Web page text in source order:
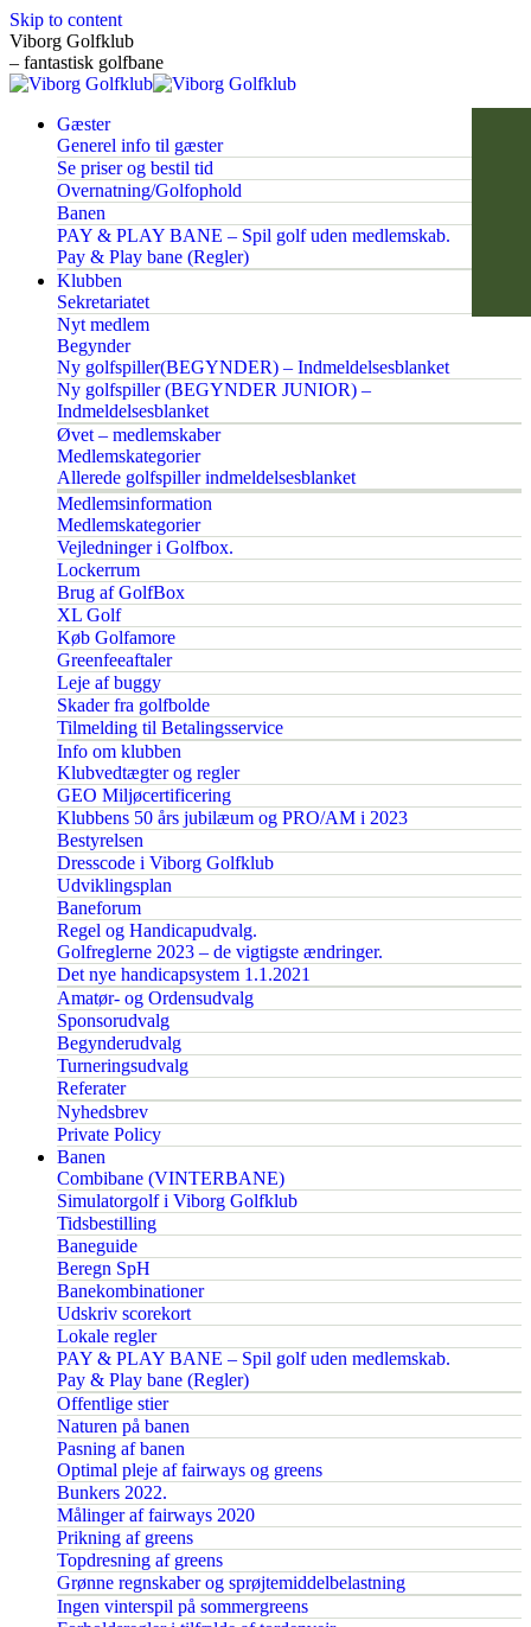
Skip to content
Viborg Golfklub
– fantastisk golfbane
Gæster
Generel info til gæster
Se priser og bestil tid
Overnatning/Golfophold
Banen
PAY & PLAY BANE – Spil golf uden medlemskab.
Pay & Play bane (Regler)
Klubben
Sekretariatet
Nyt medlem
Begynder
Ny golfspiller(BEGYNDER) – Indmeldelsesblanket
Ny golfspiller (BEGYNDER JUNIOR) –
Indmeldelsesblanket
Øvet – medlemskaber
Medlemskategorier
Allerede golfspiller indmeldelsesblanket
Medlemsinformation
Medlemskategorier
Vejledninger i Golfbox.
Lockerrum
Brug af GolfBox
XL Golf
Køb Golfamore
Greenfeeaftaler
Leje af buggy
Skader fra golfbolde
Tilmelding til Betalingsservice
Info om klubben
Klubvedtægter og regler
GEO Miljøcertificering
Klubbens 50 års jubilæum og PRO/AM i 2023
Bestyrelsen
Dresscode i Viborg Golfklub
Udviklingsplan
Baneforum
Regel og Handicapudvalg.
Golfreglerne 2023 – de vigtigste ændringer.
Det nye handicapsystem 1.1.2021
Amatør- og Ordensudvalg
Sponsorudvalg
Begynderudvalg
Turneringsudvalg
Referater
Nyhedsbrev
Private Policy
Banen
Combibane (VINTERBANE)
Simulatorgolf i Viborg Golfklub
Tidsbestilling
Baneguide
Beregn SpH
Banekombinationer
Udskriv scorekort
Lokale regler
PAY & PLAY BANE – Spil golf uden medlemskab.
Pay & Play bane (Regler)
Offentlige stier
Naturen på banen
Pasning af banen
Optimal pleje af fairways og greens
Bunkers 2022.
Målinger af fairways 2020
Prikning af greens
Topdresning af greens
Grønne regnskaber og sprøjtemiddelbelastning
Ingen vinterspil på sommergreens